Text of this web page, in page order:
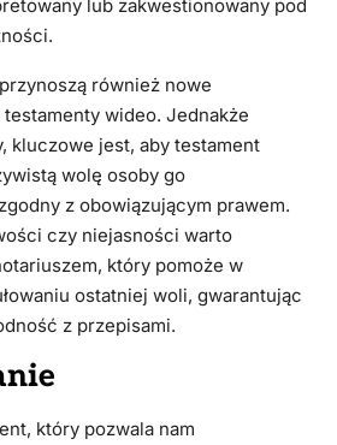
lub zakwestionowany pod
również nowe
wideo. Jednakże
kluczowe jest, aby testament
wolę osoby go
z obowiązującym prawem.
czy niejasności warto
który pomoże w
ostatniej woli, gwarantując
z przepisami.
który pozwala nam